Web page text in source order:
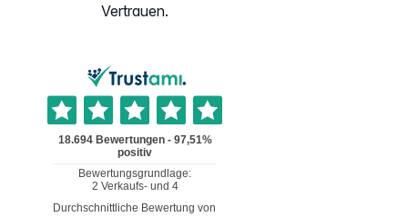
Vertrauen.
Durchschnittliche Bewertung von